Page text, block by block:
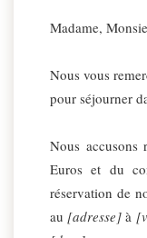
Madame,
Nous vous
pour séjourner
Nous accusons
Euros et du
réservation de
au [adresse]à